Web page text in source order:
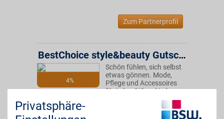
Zum Partnerprofil
4%
BestChoice style&beauty Gutschein
Schön fühlen, sich selbst
etwas gönnen. Mode,
Pflege und Accessoires
für jeden Stil und jeden
Anlass vereint in einem
Gutschein. Perfekt für
kleine Verwöhnmomente
Privatsphäre-